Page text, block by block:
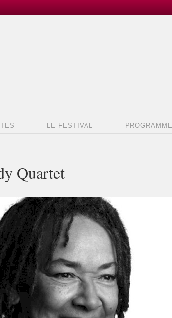
LE FESTIVAL PROGRAMME
Quartet